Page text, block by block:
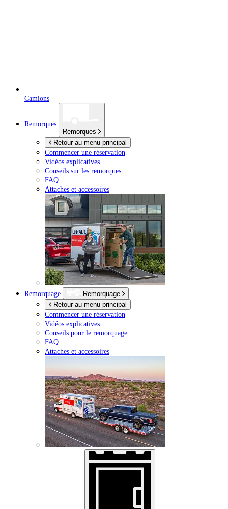
Camions
Remorques
Remorques
Retour au menu principal
Commencer une réservation
Vidéos explicatives
Conseils sur les remorques
FAQ
Attaches et accessoires
Remorquage
Remorquage
Retour au menu principal
Commencer une réservation
Vidéos explicatives
Conseils pour le remorquage
FAQ
Attaches et accessoires